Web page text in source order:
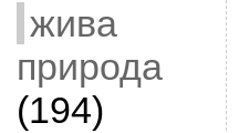
жива
природа
(194)